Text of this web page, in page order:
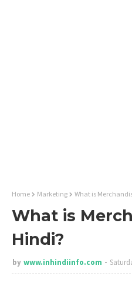
Home Marketing What is
What is
Hindi?
by www.inhindiinfo.com